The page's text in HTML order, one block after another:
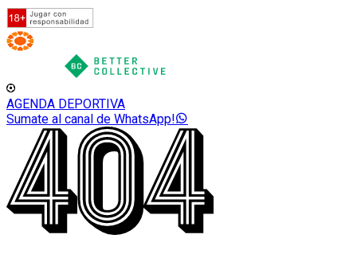
AGENDA DEPORTIVA
Sumate al canal de WhatsApp!